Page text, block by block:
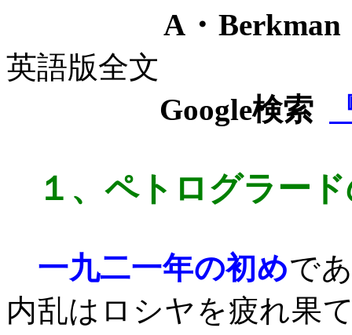
A ・ Berkman
英語版全文
Google検索
１、 ペトログラー
一九二一年の初めで
内乱はロシヤを疲れ果